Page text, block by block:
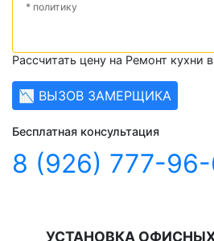
* политику
Рассчитать цену на Ремонт кухни
📉 ВЫЗОВ ЗАМЕРЩИКА
Бесплатная консультация
8 (926) 777-
УСТАНОВКА